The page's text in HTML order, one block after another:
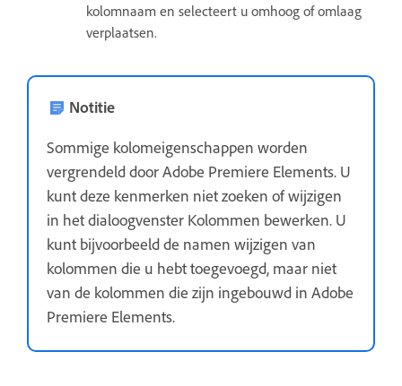
kolomnaam en selecteert u omhoog of omlaag
verplaatsen.
Notitie
Sommige kolomeigenschappen worden
vergrendeld door Adobe Premiere Elements. U
kunt deze kenmerken niet zoeken of wijzigen
in het dialoogvenster Kolommen bewerken. U
kunt bijvoorbeeld de namen wijzigen van
kolommen die u hebt toegevoegd, maar niet
van de kolommen die zijn ingebouwd in Adobe
Premiere Elements.